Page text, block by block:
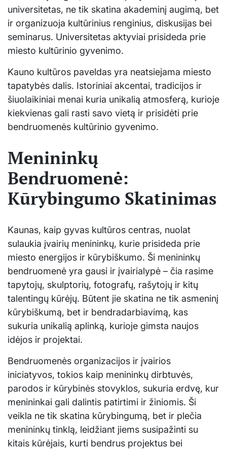
universitetas, ne tik skatina akademinį augimą, bet
ir organizuoja kultūrinius renginius, diskusijas bei
seminarus. Universitetas aktyviai prisideda prie
miesto kultūrinio gyvenimo.
Kauno kultūros paveldas yra neatsiejama miesto
tapatybės dalis. Istoriniai akcentai, tradicijos ir
šiuolaikiniai menai kuria unikalią atmosferą, kurioje
kiekvienas gali rasti savo vietą ir prisidėti prie
bendruomenės kultūrinio gyvenimo.
Menininkų
Bendruomenė:
Kūrybingumo Skatinimas
Kaunas, kaip gyvas kultūros centras, nuolat
sulaukia įvairių menininkų, kurie prisideda prie
miesto energijos ir kūrybiškumo. Ši menininkų
bendruomenė yra gausi ir įvairialypė – čia rasime
tapytojų, skulptorių, fotografų, rašytojų ir kitų
talentingų kūrėjų. Būtent jie skatina ne tik asmeninį
kūrybiškumą, bet ir bendradarbiavimą, kas
sukuria unikalią aplinką, kurioje gimsta naujos
idėjos ir projektai.
Bendruomenės organizacijos ir įvairios
iniciatyvos, tokios kaip menininkų dirbtuvės,
parodos ir kūrybinės stovyklos, sukuria erdvę, kur
menininkai gali dalintis patirtimi ir žiniomis. Ši
veikla ne tik skatina kūrybingumą, bet ir plečia
menininkų tinklą, leidžiant jiems susipažinti su
kitais kūrėjais, kurti bendrus projektus bei